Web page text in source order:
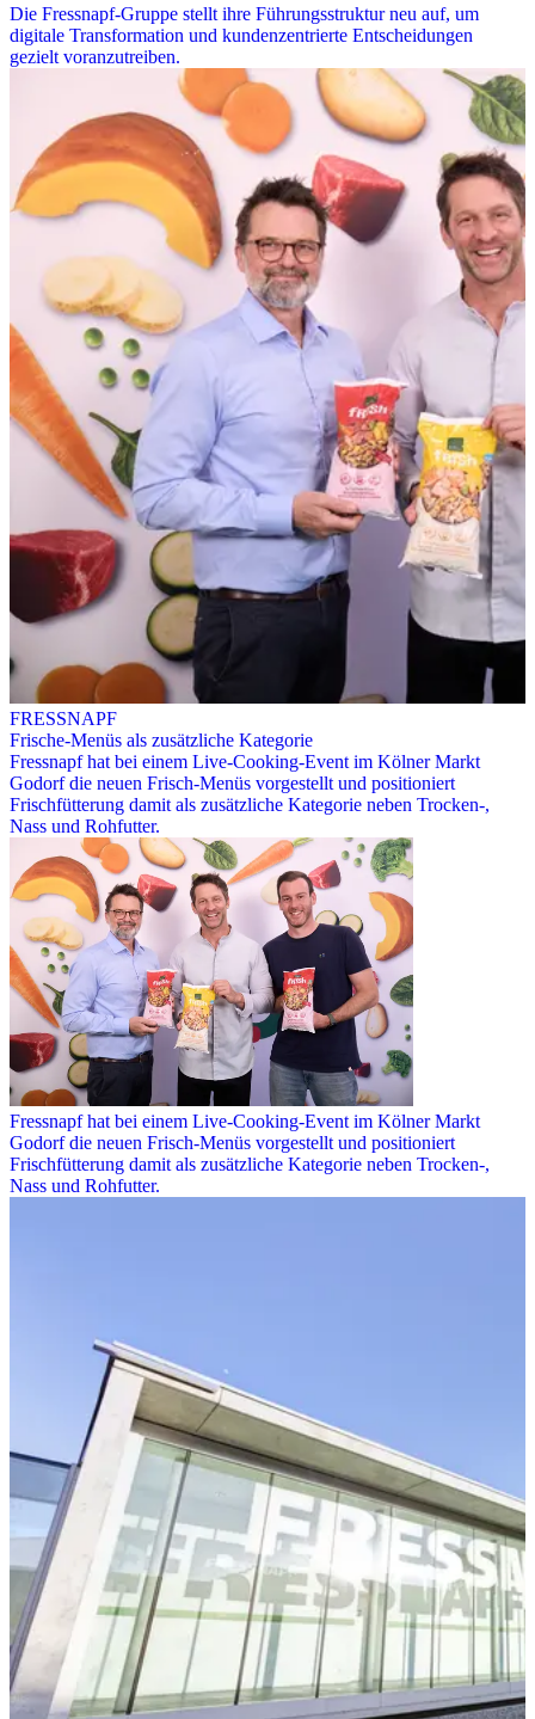
Die Fressnapf-Gruppe stellt ihre Führungsstruktur neu auf, um
digitale Transformation und kundenzentrierte Entscheidungen
gezielt voranzutreiben.
FRESSNAPF
Frische-Menüs als zusätzliche Kategorie
Fressnapf hat bei einem Live-Cooking-Event im Kölner Markt
Godorf die neuen Frisch-Menüs vorgestellt und positioniert
Frischfütterung damit als zusätzliche Kategorie neben Trocken-,
Nass und Rohfutter.
Fressnapf hat bei einem Live-Cooking-Event im Kölner Markt
Godorf die neuen Frisch-Menüs vorgestellt und positioniert
Frischfütterung damit als zusätzliche Kategorie neben Trocken-,
Nass und Rohfutter.